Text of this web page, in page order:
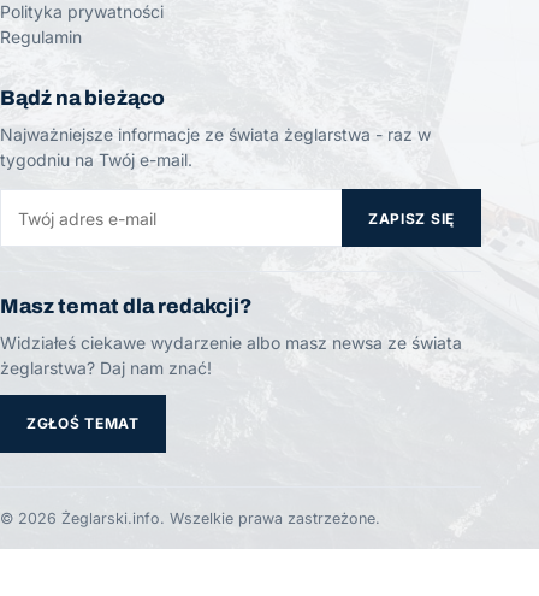
Polityka prywatności
Regulamin
Bądź na bieżąco
Najważniejsze informacje ze świata żeglarstwa - raz w
tygodniu na Twój e-mail.
ZAPISZ SIĘ
Masz temat dla redakcji?
Widziałeś ciekawe wydarzenie albo masz newsa ze świata
żeglarstwa? Daj nam znać!
ZGŁOŚ TEMAT
© 2026 Żeglarski.info. Wszelkie prawa zastrzeżone.